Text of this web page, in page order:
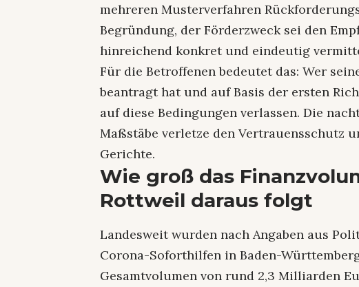
mehreren Musterverfahren
Begründung, der Förderzweck sei den
hinreichend konkret und eindeutig
Für die Betroffenen bedeutet das: Wer
beantragt hat und auf Basis der ersten
auf diese Bedingungen verlassen. Die
Maßstäbe verletze den Vertrauensschutz
Gerichte.
Wie groß das
Rottweil daraus folgt
Landesweit wurden nach Angaben aus
Corona-Soforthilfen in Baden-
Gesamtvolumen von rund 2,3 Milliarden